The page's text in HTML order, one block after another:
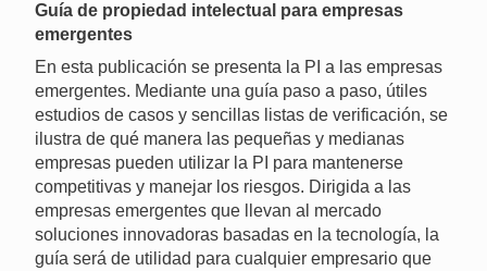
Guía de propiedad intelectual para empresas
emergentes
En esta publicación se presenta la PI a las empresas
emergentes. Mediante una guía paso a paso, útiles
estudios de casos y sencillas listas de verificación, se
ilustra de qué manera las pequeñas y medianas
empresas pueden utilizar la PI para mantenerse
competitivas y manejar los riesgos. Dirigida a las
empresas emergentes que llevan al mercado
soluciones innovadoras basadas en la tecnología, la
guía será de utilidad para cualquier empresario que